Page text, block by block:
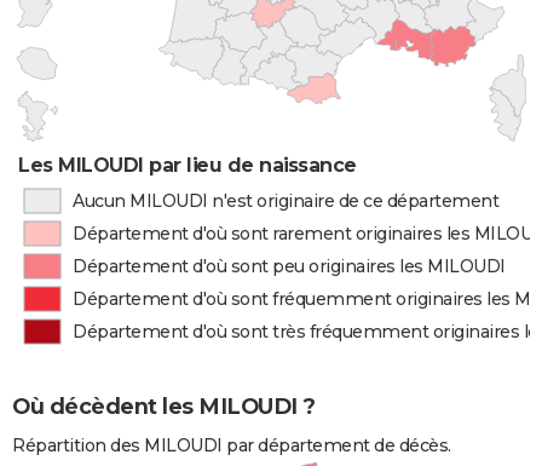
Les MILOUDI par lieu de naissance
Aucun MILOUDI n'est originaire de ce département
Département d'où sont rarement originaires les
Département d'où sont peu originaires les MILOUDI
Département d'où sont fréquemment originaires les
Département d'où sont très fréquemment originaires
Où décèdent les MILOUDI ?
Répartition des MILOUDI par département de décès.